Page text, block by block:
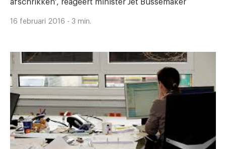
afschrikken', reageert minister Jet Bussemaker
16 februari 2016 - 3 min.